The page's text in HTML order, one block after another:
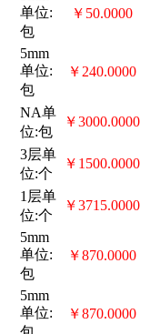
5mm ￥220.0000
5mm ￥110.0000
5mm
单位:
包
￥550.0000
5mm
单位:
包
5mm
单位:
包
￥240.0000
NA单
位:包